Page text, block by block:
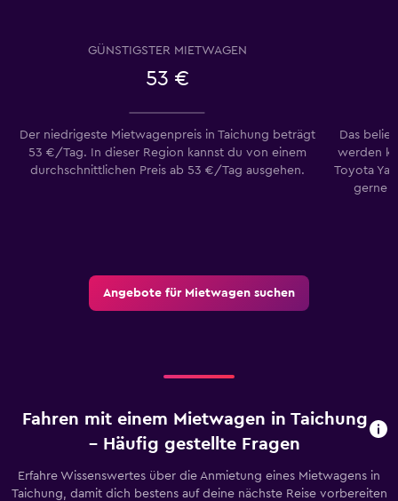
GÜNSTIGSTER MIETWAGEN
53 €
Der niedrigeste Mietwagenpreis in Taichung beträgt
53 €/Tag. In dieser Region kannst du von einem
durchschnittlichen Preis ab 53 €/Tag ausgehen.
Das
werden
Toyota
gerne
Angebote für Mietwagen suchen
Fahren mit einem Mietwagen in Taichung
– Häufig gestellte Fragen
Erfahre Wissenswertes über die Anmietung eines Mietwagens in
Taichung, damit dich bestens auf deine nächste Reise vorbereiten